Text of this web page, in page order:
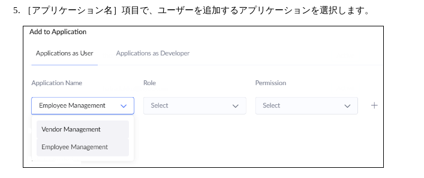
［アプリケーション名］項目で、ユーザーを追加するアプリケーションを選択します。